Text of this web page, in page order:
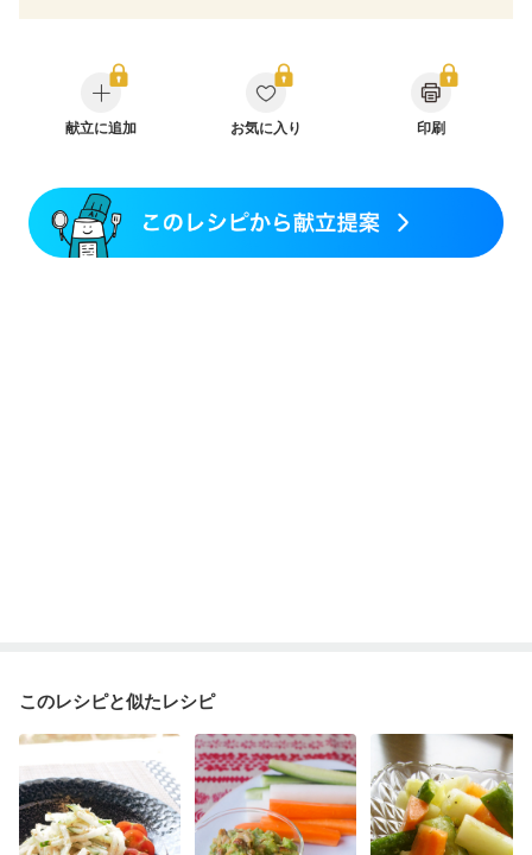
乳がん治療を終えた方・経過観察中の方など
飲み込みにくい
産後（ミルク）
関節リウマチ
フレイル（年齢に合わせた体作り）
献立に追加 お気に入り 印刷
このレシピと似たレシピ